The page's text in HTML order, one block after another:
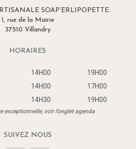
SOAP’ERLIPOPETTE.
1, rue de la Mairie
37510 Villandry
HORAIRES
14H00
19H00
14H00
17H00
14H30 19H00
exceptionnelle, voir l’onglet agenda
SUIVEZ NOUS